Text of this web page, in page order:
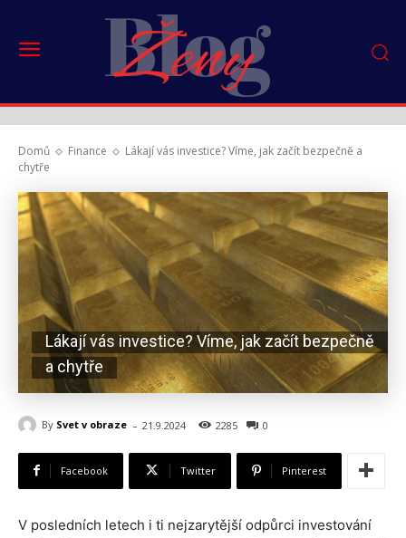
Blog
Ženy
Domů Finance
Lákají vás investice? Víme, jak začít bezpečně a
chytře
Lákají vás investice? Víme, jak začít bezpečně
a chytře
By Svet v obraze - 21.9.2024 2285 0
Facebook Twitter Pinterest
V posledních letech i ti nejzarytější odpůrci investování